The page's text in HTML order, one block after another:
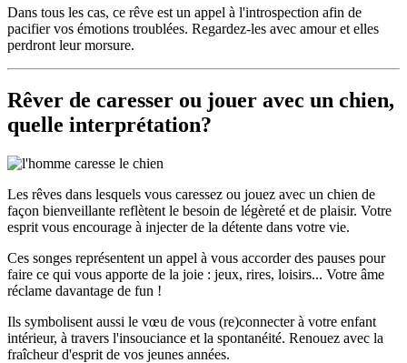
Dans tous les cas, ce rêve est un appel à l'introspection afin de
pacifier vos émotions troublées. Regardez-les avec amour et elles
perdront leur morsure.
Rêver de caresser ou jouer avec un chien,
quelle interprétation?
Les rêves dans lesquels vous caressez ou jouez avec un chien de
façon bienveillante reflètent le besoin de légèreté et de plaisir. Votre
esprit vous encourage à injecter de la détente dans votre vie.
Ces songes représentent un appel à vous accorder des pauses pour
faire ce qui vous apporte de la joie : jeux, rires, loisirs... Votre âme
réclame davantage de fun !
Ils symbolisent aussi le vœu de vous (re)connecter à votre enfant
intérieur, à travers l'insouciance et la spontanéité. Renouez avec la
fraîcheur d'esprit de vos jeunes années.